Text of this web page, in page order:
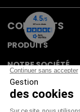
CONTACTS
PRODUITS
NOTRE SOCIÉTÉ
VOTRE COMPTE